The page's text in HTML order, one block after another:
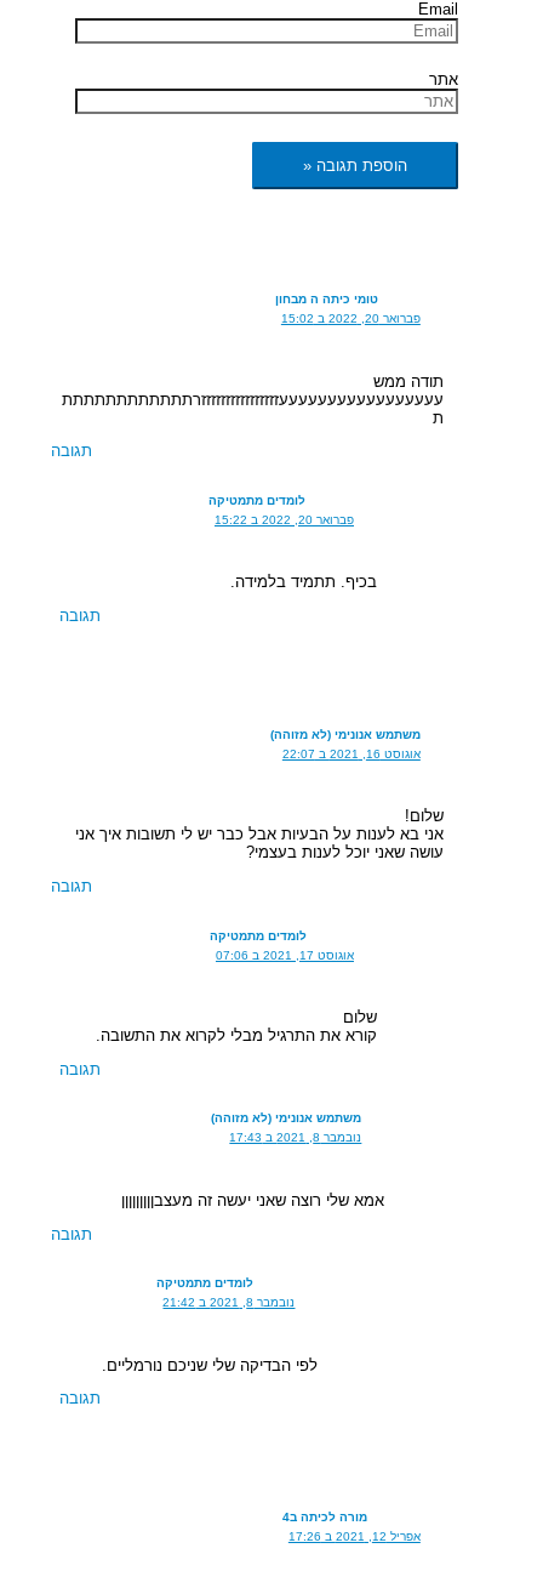
Email
אתר
טומי כיתה ה מבחון
פברואר 20, 2022 ב 15:02
תודה ממש
עעעעעעעעעעעעעעעעעזזזזזזזזזזזזזזזזרתתתתתתתתתתתת
ת
תגובה
לומדים מתמטיקה
פברואר 20, 2022 ב 15:22
בכיף. תתמיד בלמידה.
תגובה
משתמש אנונימי (לא מזוהה)
אוגוסט 16, 2021 ב 22:07
שלום!
אני בא לענות על הבעיות אבל כבר יש לי תשובות איך אני
עושה שאני יוכל לענות בעצמי?
תגובה
לומדים מתמטיקה
אוגוסט 17, 2021 ב 07:06
שלום
קורא את התרגיל מבלי לקרוא את התשובה.
תגובה
משתמש אנונימי (לא מזוהה)
נובמבר 8, 2021 ב 17:43
אמא שלי רוצה שאני יעשה זה מעצבןןןןןןןןן
תגובה
לומדים מתמטיקה
נובמבר 8, 2021 ב 21:42
לפי הבדיקה שלי שניכם נורמליים.
תגובה
מורה לכיתה ב4
אפריל 12, 2021 ב 17:26